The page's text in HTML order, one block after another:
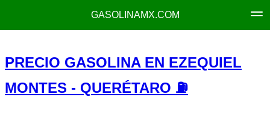
GASOLINAMX.COM
PRECIO GASOLINA EN EZEQUIEL
MONTES - QUERÉTARO ⛽